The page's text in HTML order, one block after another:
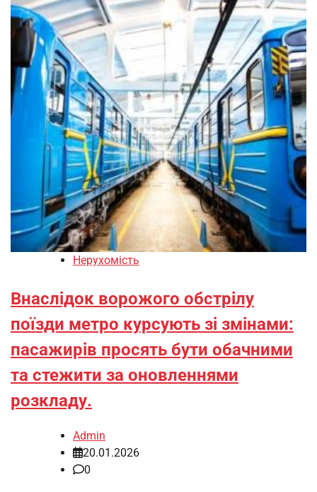
Нерухомість
Внаслідок ворожого обстрілу
поїзди метро курсують зі змінами:
пасажирів просять бути обачними
та стежити за оновленнями
розкладу.
Admin
20.01.2026
0